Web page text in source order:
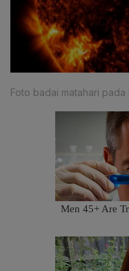
Foto badai matahari pada